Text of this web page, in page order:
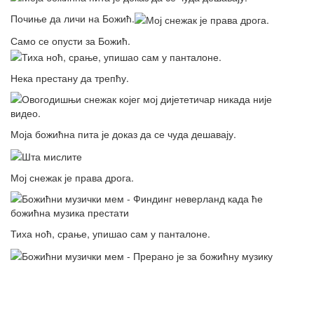
Почиње да личи на Божић.
Само се опусти за Божић.
Нека престану да трепћу.
Моја божићна пита је доказ да се чуда дешавају.
Мој снежак је права дрога.
Тиха ноћ, срање, упишао сам у панталоне.